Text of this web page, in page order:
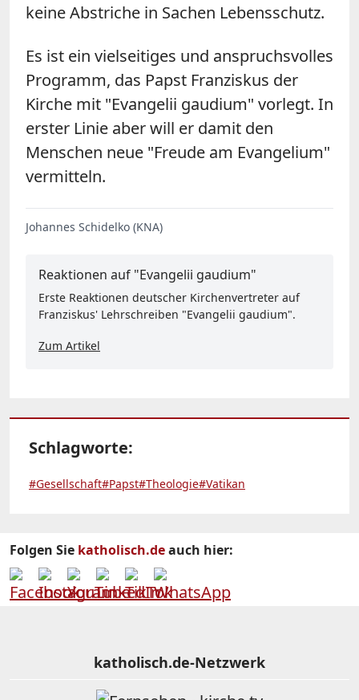
keine Abstriche in Sachen Lebensschutz.
Es ist ein vielseitiges und anspruchsvolles
Programm, das Papst Franziskus der
Kirche mit "Evangelii gaudium" vorlegt. In
erster Linie aber will er damit den
Menschen neue "Freude am Evangelium"
vermitteln.
Johannes Schidelko (KNA)
Reaktionen auf "Evangelii gaudium"
Erste Reaktionen deutscher Kirchenvertreter auf
Franziskus' Lehrschreiben "Evangelii gaudium".
Zum Artikel
Schlagworte:
#Gesellschaft#Papst#Theologie#Vatikan
Folgen Sie katholisch.deauch hier:
katholisch.de-Netzwerk